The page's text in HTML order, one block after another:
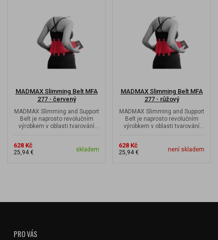
MADMAX Slimming Belt MFA
277 - červený
MADMAX Slimming and Support
Belt je naprosto revolučním
výrobkem v oblasti tvarování
628 Kč
25,94 € skladem
MADMAX Slimming Belt MFA
277 - růžový
MADMAX Slimming and Support
Belt je naprosto revolučním
výrobkem v oblasti tvarování
628 Kč
25,94 € není skladem
PRO VÁS